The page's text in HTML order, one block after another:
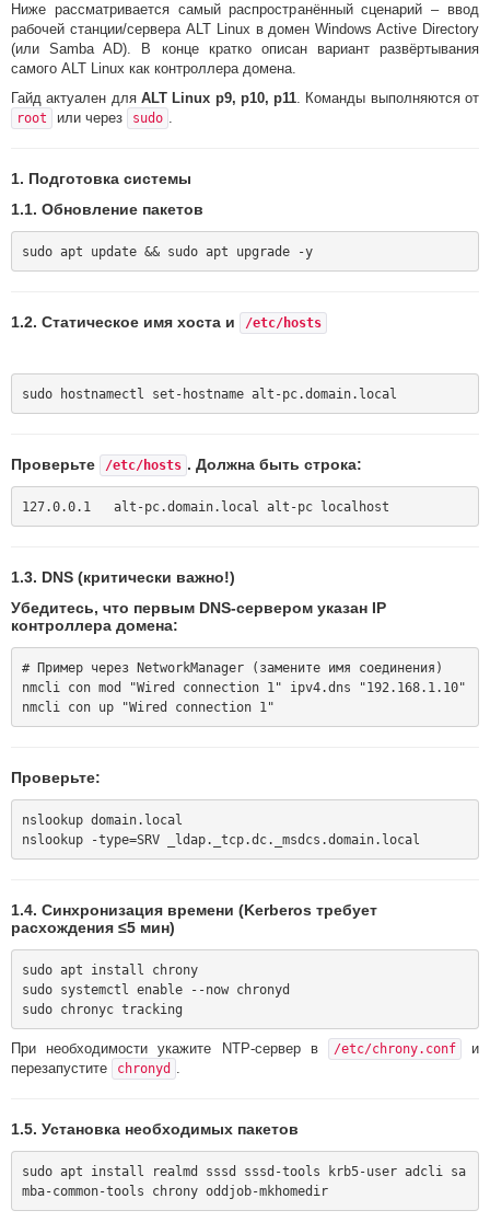
Ниже рассматривается самый распространённый сценарий – ввод
рабочей станции/сервера ALT Linux в домен Windows Active Directory
(или Samba AD). В конце кратко описан вариант развёртывания
самого ALT Linux как контроллера домена.
Гайд актуален для ALT Linux p9, p10, p11. Команды выполняются от
root или через sudo .
1. Подготовка системы
1.1. Обновление пакетов
sudo apt update && sudo apt upgrade -y
1.2. Статическое имя хоста и /etc/hosts
Проверьте /etc/hosts . Должна быть строка:
1.3. DNS (критически важно!)
Убедитесь, что первым DNS-сервером указан IP
контроллера домена:
# Пример через NetworkManager (замените имя соединения)
nmcli con mod "Wired connection 1" ipv4.dns "192.168.1.10"
Проверьте:
nslookup domain.local
1.4. Синхронизация времени (Kerberos требует
расхождения ≤5 мин)
sudo apt install chrony
sudo systemctl enable --now chronyd
При необходимости укажите NTP-сервер в /etc/chrony.conf
и
перезапустите
chronyd .
1.5. Установка необходимых пакетов
sudo apt install realmd sssd sssd-tools krb5-user adcli sa
mba-common-tools chrony oddjob-mkhomedir